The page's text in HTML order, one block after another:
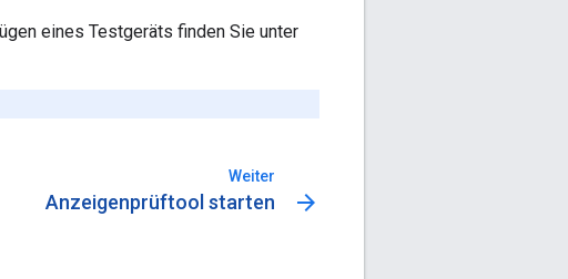
eines Testgeräts finden Sie unter
Weiter
Anzeigenprüftool starten arrow_forward